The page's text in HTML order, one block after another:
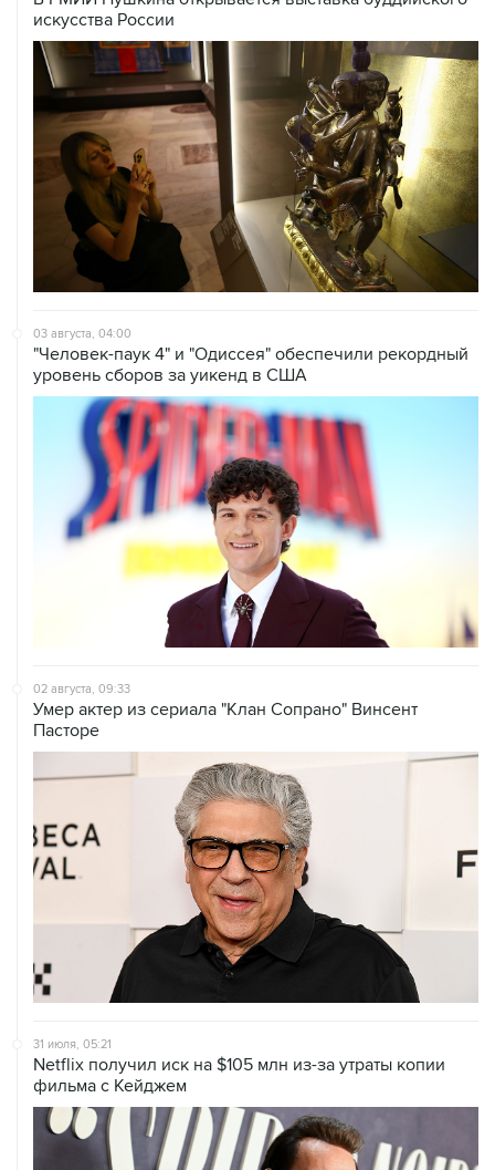
искусства России
03 августа, 04:00
"Человек-паук 4" и "Одиссея" обеспечили рекордный
уровень сборов за уикенд в США
02 августа, 09:33
Умер актер из сериала "Клан Сопрано" Винсент
Пасторе
31 июля, 05:21
Netflix получил иск на $105 млн из-за утраты копии
фильма с Кейджем